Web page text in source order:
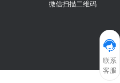
微信扫描二维码
联系
客服